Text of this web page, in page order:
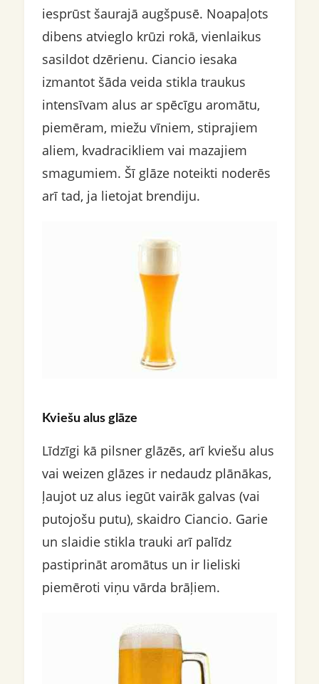
iesprūst šaurajā augšpusē. Noapaļots
dibens atvieglo krūzi rokā, vienlaikus
sasildot dzērienu. Ciancio iesaka
izmantot šāda veida stikla traukus
intensīvam alus ar spēcīgu aromātu,
piemēram, miežu vīniem, stiprajiem
aliem, kvadracikliem vai mazajiem
smagumiem. Šī glāze noteikti noderēs
arī tad, ja lietojat brendiju.
Kviešu alus glāze
Līdzīgi kā pilsner glāzēs, arī kviešu alus
vai weizen glāzes ir nedaudz plānākas,
ļaujot uz alus iegūt vairāk galvas (vai
putojošu putu), skaidro Ciancio. Garie
un slaidie stikla trauki arī palīdz
pastiprināt aromātus un ir lieliski
piemēroti viņu vārda brāļiem.